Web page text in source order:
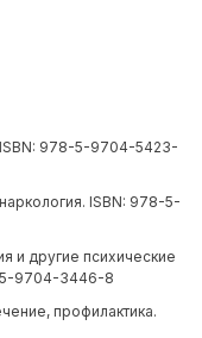
978-5-9704-5423-
ISBN: 978-5-
и другие психические
5-9704-3446-8
профилактика.